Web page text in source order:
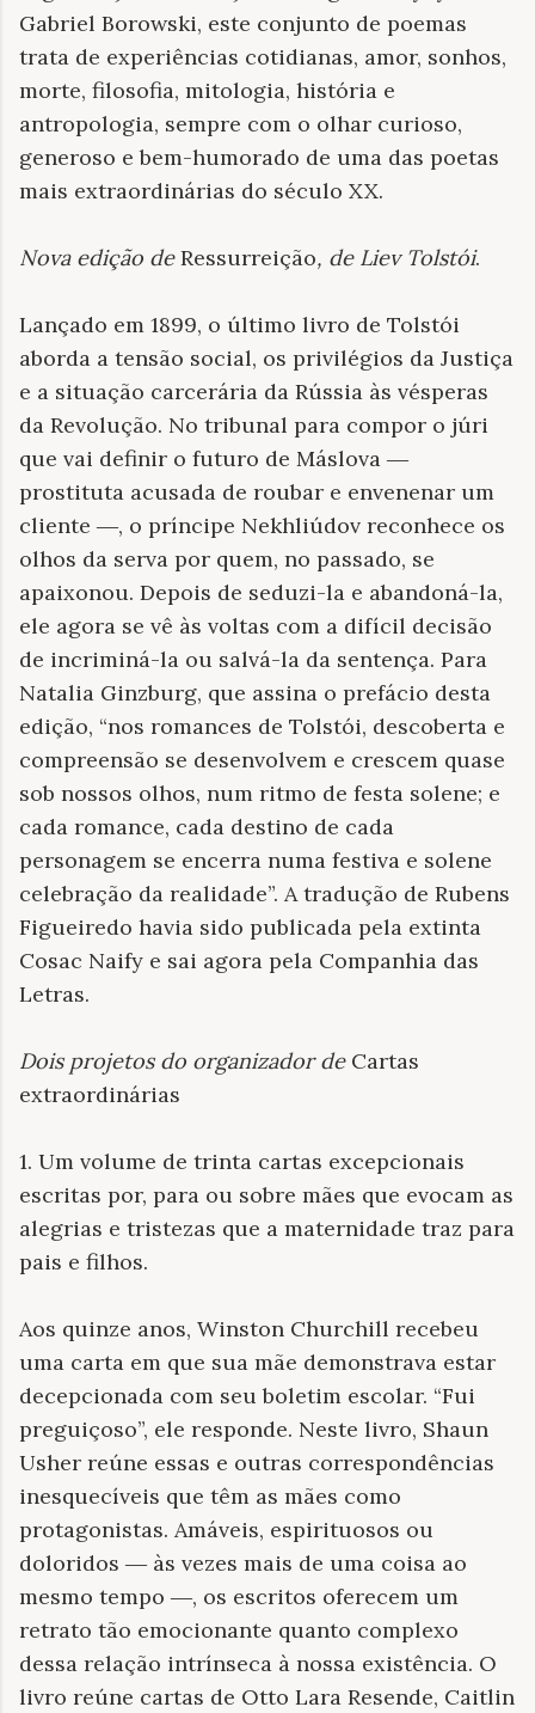
Gabriel Borowski, este conjunto de poemas
trata de experiências cotidianas, amor, sonhos,
morte, filosofia, mitologia, história e
antropologia, sempre com o olhar curioso,
generoso e bem-humorado de uma das poetas
mais extraordinárias do século XX.
Nova edição deRessurreição, de Liev Tolstói.
Lançado em 1899, o último livro de Tolstói
aborda a tensão social, os privilégios da Justiça
e a situação carcerária da Rússia às vésperas
da Revolução. No tribunal para compor o júri
que vai definir o futuro de Máslova ―
prostituta acusada de roubar e envenenar um
cliente ―, o príncipe Nekhliúdov reconhece os
olhos da serva por quem, no passado, se
apaixonou. Depois de seduzi-la e abandoná-la,
ele agora se vê às voltas com a difícil decisão
de incriminá-la ou salvá-la da sentença. Para
Natalia Ginzburg, que assina o prefácio desta
edição, “nos romances de Tolstói, descoberta e
compreensão se desenvolvem e crescem quase
sob nossos olhos, num ritmo de festa solene; e
cada romance, cada destino de cada
personagem se encerra numa festiva e solene
celebração da realidade”. A tradução de Rubens
Figueiredo havia sido publicada pela extinta
Cosac Naify e sai agora pela Companhia das
Letras.
Dois projetos do organizador deCartas
extraordinárias
1. Um volume de trinta cartas excepcionais
escritas por, para ou sobre mães que evocam as
alegrias e tristezas que a maternidade traz para
pais e filhos.
Aos quinze anos, Winston Churchill recebeu
uma carta em que sua mãe demonstrava estar
decepcionada com seu boletim escolar. “Fui
preguiçoso”, ele responde. Neste livro, Shaun
Usher reúne essas e outras correspondências
inesquecíveis que têm as mães como
protagonistas. Amáveis, espirituosos ou
doloridos ― às vezes mais de uma coisa ao
mesmo tempo ―, os escritos oferecem um
retrato tão emocionante quanto complexo
dessa relação intrínseca à nossa existência. O
livro reúne cartas de Otto Lara Resende, Caitlin